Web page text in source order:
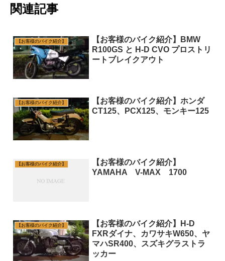
関連記事
【お客様のバイク紹介】
【お客様のバイク紹介】BMW
R100GS と H-D CVO プロストリ
ートブレイクアウト
【お客様のバイク紹介】
【お客様のバイク紹介】ホンダ
CT125、PCX125、モンキー125
【お客様のバイク紹介】
【お客様のバイク紹介】
YAMAHA V-MAX 1700
【お客様のバイク紹介】
【お客様のバイク紹介】H-D
FXRダイナ、カワサキW650、ヤ
マハSR400、スズキグラストラ
ッカー